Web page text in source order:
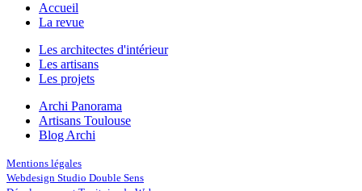
Accueil
La revue
Les architectes d'intérieur
Les artisans
Les projets
Archi Panorama
Artisans Toulouse
Blog Archi
Mentions légales
Webdesign Studio Double Sens